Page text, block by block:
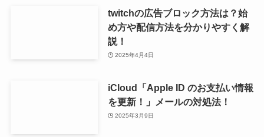
twitchの広告ブロック方法は？始
め方や配信方法を分かりやすく解
説！
2025年4月4日
iCloud「Apple ID のお支払い情報
を更新！」メールの対処法！
2025年3月9日